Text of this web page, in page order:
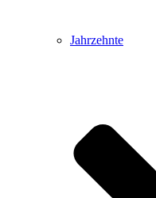
Jahrzehnte